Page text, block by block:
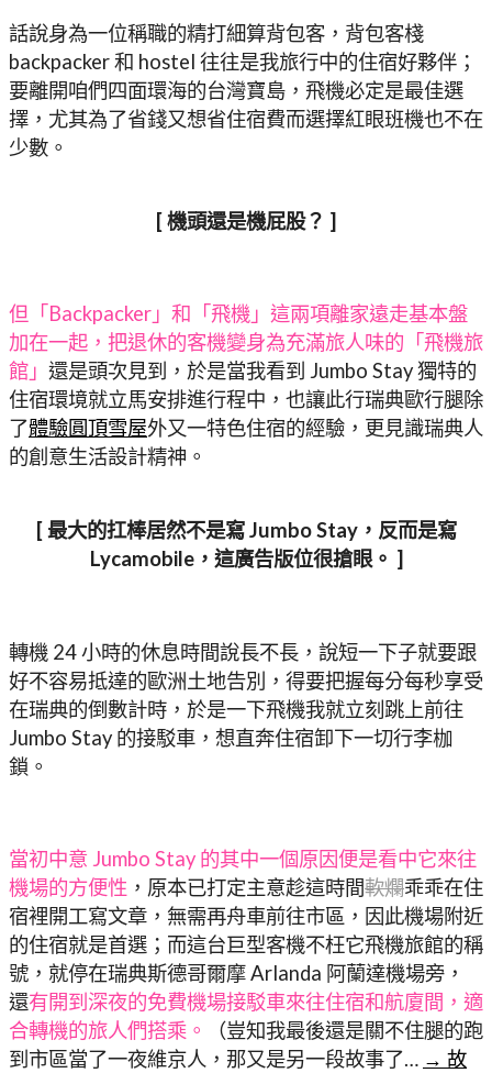
話說身為一位稱職的精打細算背包客，背包客棧
backpacker 和 hostel 往往是我旅行中的住宿好夥伴；
要離開咱們四面環海的台灣寶島，飛機必定是最佳選
擇，尤其為了省錢又想省住宿費而選擇紅眼班機也不在
少數。
[ 機頭還是機屁股？ ]
但「Backpacker」和「飛機」這兩項離家遠走基本盤
加在一起，把退休的客機變身為充滿旅人味的「飛機旅
館」 還是頭次見到，於是當我看到 Jumbo Stay 獨特的
住宿環境就立馬安排進行程中，也讓此行瑞典歐行腿除
了體驗圓頂雪屋外又一特色住宿的經驗，更見識瑞典人
的創意生活設計精神。
[ 最大的扛棒居然不是寫 Jumbo Stay，反而是寫
Lycamobile，這廣告版位很搶眼。 ]
轉機 24 小時的休息時間說長不長，說短一下子就要跟
好不容易抵達的歐洲土地告別，得要把握每分每秒享受
在瑞典的倒數計時，於是一下飛機我就立刻跳上前往
Jumbo Stay 的接駁車，想直奔住宿卸下一切行李枷
鎖。
當初中意 Jumbo Stay 的其中一個原因便是看中它來往
機場的方便性 ，原本已打定主意趁這時間軟爛乖乖在住
宿裡開工寫文章，無需再舟車前往市區，因此機場附近
的住宿就是首選；而這台巨型客機不枉它飛機旅館的稱
號，就停在瑞典斯德哥爾摩 Arlanda 阿蘭達機場旁，
還有開到深夜的免費機場接駁車來往住宿和航廈間，適
合轉機的旅人們搭乘。
（豈知我最後還是關不住腿的跑
到市區當了一夜維京人，那又是另一段故事了… → 故